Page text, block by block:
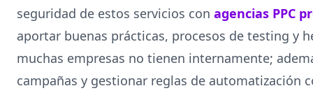
seguridad de estos servicios con agencias PPC
aportar buenas prácticas, procesos de testing y
muchas empresas no tienen internamente;
campañas y gestionar reglas de automatización